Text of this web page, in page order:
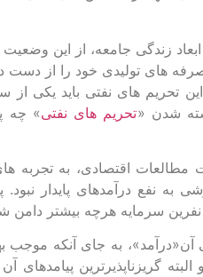
زندگی جامعه، از این
‌های تولیدی خود را از دست
این تحریم های نفتی باید
شدن «تحریم ‌های نفتی» چه
مطالعات اقتصادی، به
نفع درآمدهای پایدار نبود.
سرمایه هرچه بیشتر دامن
به‌ جای آنکه موجب
گریز‌نا‌پذیرترین